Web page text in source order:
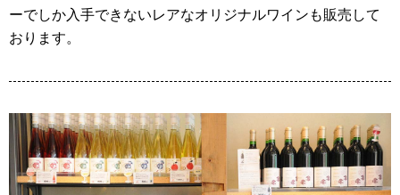
ーでしか入手できないレアなオリジナルワインも販売して
おります。